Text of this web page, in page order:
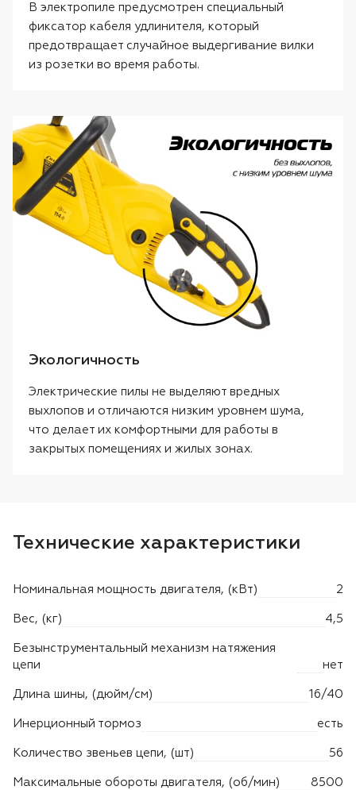
В электропиле предусмотрен специальный
фиксатор кабеля удлинителя, который
предотвращает случайное выдергивание вилки
из розетки во время работы.
Экологичность
Электрические пилы не выделяют вредных
выхлопов и отличаются низким уровнем шума,
что делает их комфортными для работы в
закрытых помещениях и жилых зонах.
Технические характеристики
Номинальная мощность двигателя, (кВт) 2
Вес, (кг) 4,5
Безынструментальный механизм натяжения
цепи
нет
Длина шины, (дюйм/см) 16/40
Инерционный тормоз есть
Количество звеньев цепи, (шт) 56
Максимальные обороты двигателя, (об/мин) 8500